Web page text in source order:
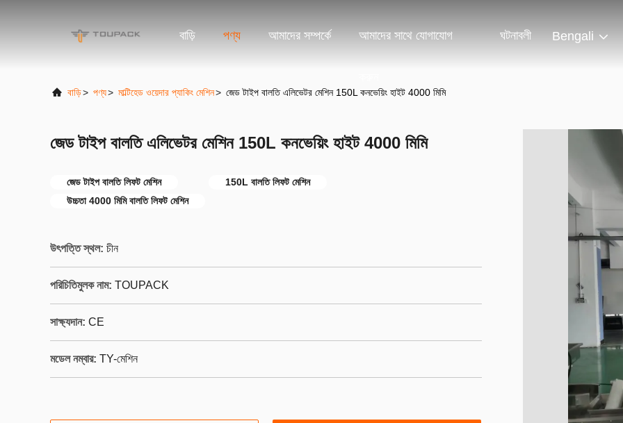
বাড়ি পণ্য আমাদের সম্পর্কে আমাদের সাথে যোগাযোগ ঘটনাবলী Bengali
বাড়ি> পণ্য> মাল্টিহেড ওয়েদার প্যাকিং মেশিন> জেড টাইপ বালতি এলিভেটর মেশিন 150L কনভেয়িং হাইট 4000 মিমি
জেড টাইপ বালতি এলিভেটর মেশিন 150L কনভেয়িং হাইট 4000 মিমি
জেড টাইপ বালতি লিফট মেশিন
150L বালতি লিফট মেশিন
উচ্চতা 4000 মিমি বালতি লিফট মেশিন
উৎপত্তি স্থল: চীন
পরিচিতিমুলক নাম: TOUPACK
সাক্ষ্যদান: CE
মডেল নম্বার: TY-মেশিন